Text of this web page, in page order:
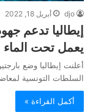
djo أبريل 18, 2022
إيطاليا تدعم
يعمل تحت الماء
أعلنت إيطاليا وضع
السلطات التونسية
أكمل القراءة »